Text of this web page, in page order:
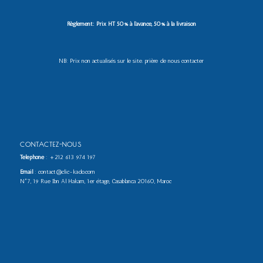
Règlement: Prix HT 50% à l’avance, 50% à la livraison
NB: Prix non actualisés sur le site. prière de nous contacter
CONTACTEZ-NOUS
Téléphone: +212 613 974 197
Email: contact@clic-kado.com
N°7, 19 Rue Ibn Al Hakam, 1er étage, Casablanca 20160, Maroc